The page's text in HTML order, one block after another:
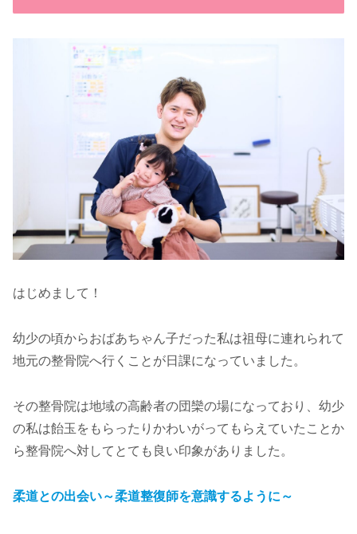
はじめまして！
幼少の頃からおばあちゃん子だった私は祖母に連れられて
地元の整骨院へ行くことが日課になっていました。
その整骨院は地域の高齢者の団欒の場になっており、幼少
の私は飴玉をもらったりかわいがってもらえていたことか
ら整骨院へ対してとても良い印象がありました。
柔道との出会い～柔道整復師を意識するように～